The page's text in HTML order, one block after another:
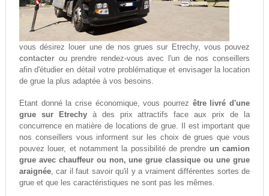
vous désirez louer une de nos grues sur Etrechy, vous pouvez
contacterou prendre rendez-vous avec l'un de nos conseillers
afin d'étudier en détail votre problématique et envisager la location
de grue la plus adaptée à vos besoins.
Etant donné la crise économique, vous pourrez être livré d'une
grue sur Etrechyà des prix attractifs face aux prix de la
concurrence en matière de locations de grue. Il est important que
nos conseillers vous informent sur les choix de grues que vous
pouvez louer, et notamment la possibilité de prendre un camion
grue avec chauffeur ou non, une grue classique ou une grue
araignée, car il faut savoir qu'il y a vraiment différentes sortes de
grue et que les caractéristiques ne sont pas les mêmes.